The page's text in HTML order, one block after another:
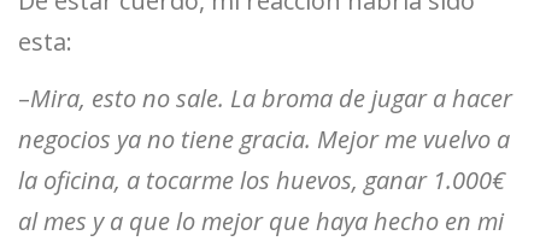
esta:
–Mira, esto no sale. La broma de jugar a hacer
negocios ya no tiene gracia. Mejor me vuelvo a
la oficina, a tocarme los huevos, ganar 1.000€
al mes y a que lo mejor que haya hecho en mi